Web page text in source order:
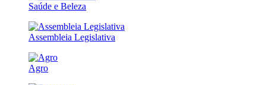
Saúde e Beleza
Assembleia Legislativa
Agro